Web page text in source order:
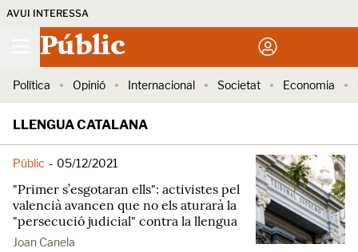
AVUI INTERESSA
Públic
Política Opinió Internacional Societat Economia
LLENGUA CATALANA
Públic - 05/12/2021
"Primer s’esgotaran ells": activistes pel
valencià avancen que no els aturarà la
"persecució judicial" contra la llengua
Joan Canela